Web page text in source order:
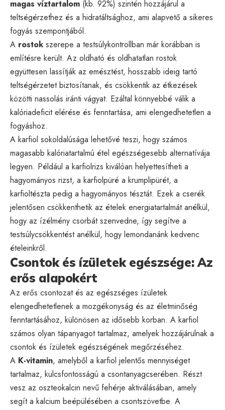
magas víztartalom (kb. 92%) szintén hozzájárul a
teltségérzethez és a hidratáltsághoz, ami alapvető a sikeres
fogyás szempontjából.
A rostok szerepe a testsúlykontrollban már korábban is
említésre került. Az oldható és oldhatatlan rostok
együttesen lassítják az emésztést, hosszabb ideig tartó
teltségérzetet biztosítanak, és csökkentik az étkezések
közötti nassolás iránti vágyat. Ezáltal könnyebbé válik a
kalóriadeficit elérése és fenntartása, ami elengedhetetlen a
fogyáshoz.
A karfiol sokoldalúsága lehetővé teszi, hogy számos
magasabb kalóriatartalmú étel egészségesebb alternatívája
legyen. Például a karfiolrizs kiválóan helyettesítheti a
hagyományos rizst, a karfiolpüré a krumplipürét, a
karfioltészta pedig a hagyományos tésztát. Ezek a cserék
jelentősen csökkenthetik az ételek energiatartalmát anélkül,
hogy az ízélmény csorbát szenvedne, így segítve a
testsúlycsökkentést anélkül, hogy lemondanánk kedvenc
ételeinkről.
Csontok és ízületek egészsége: Az
erős alapokért
Az erős csontozat és az egészséges ízületek
elengedhetetlenek a mozgékonyság és az életminőség
fenntartásához, különösen az idősebb korban. A karfiol
számos olyan tápanyagot tartalmaz, amelyek hozzájárulnak a
csontok és ízületek egészségének megőrzéséhez.
A K-vitamin, amelyből a karfiol jelentős mennyiséget
tartalmaz, kulcsfontosságú a csontanyagcserében. Részt
vesz az oszteokalcin nevű fehérje aktiválásában, amely
segít a kalcium beépülésében a csontszövetbe. A